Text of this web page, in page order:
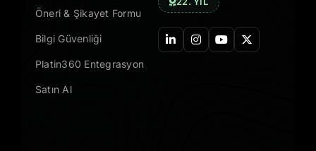
Öneri & Şikayet Formu
Bilgi Güvenliği
Platin360 Entegrasyon
Satın Al